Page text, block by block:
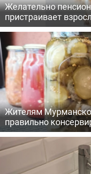
Желательно
пристраивает
Жителям
правильно